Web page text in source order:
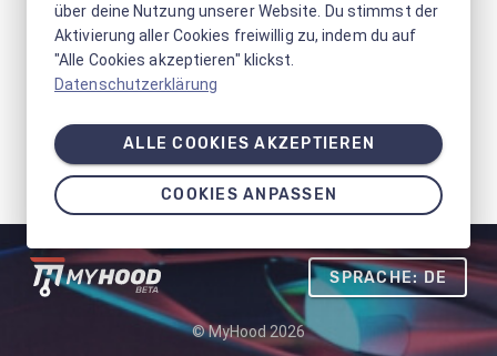
SPRACHE: DE
© MyHood 2026
über deine Nutzung unserer Website. Du stimmst der
Aktivierung aller Cookies freiwillig zu, indem du auf
"Alle Cookies akzeptieren" klickst.
Datenschutzerklärung
ALLE COOKIES AKZEPTIEREN
COOKIES ANPASSEN